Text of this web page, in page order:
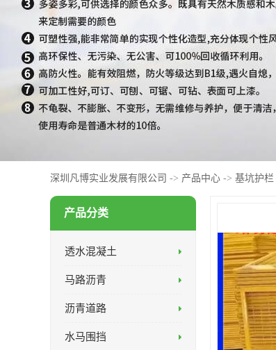
深圳凡博实业发展有限公司 -> 产品中心 -> 基坑护栏
产品分类
透水混凝土
马路沥青
沥青道路
水马围挡